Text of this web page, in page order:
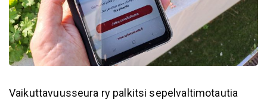
Vaikuttavuusseura ry palkitsi sepelvaltimotautia